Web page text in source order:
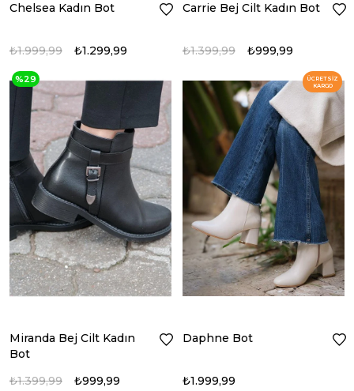
Chelsea Kadın Bot
₺1.299,99
₺1.999,99
Carrie Bej Cilt Kadın Bot
₺999,99
₺1.399,99
Miranda Bej Cilt Kadın
Bot
₺999,99
₺1.399,99
%29
Daphne Bot
₺1.999,99
ÜCRETSIZ
KARGO